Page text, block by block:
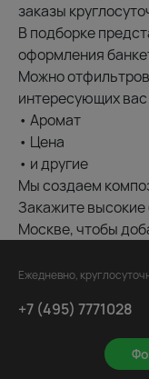
заказы
В подборке
оформления
Можно
интересующих
• Аромат
• Цена
• и другие
Мы создаем
Закажите высокие
Москве, чтобы
Ежедневно,
+7 (495) 7771028